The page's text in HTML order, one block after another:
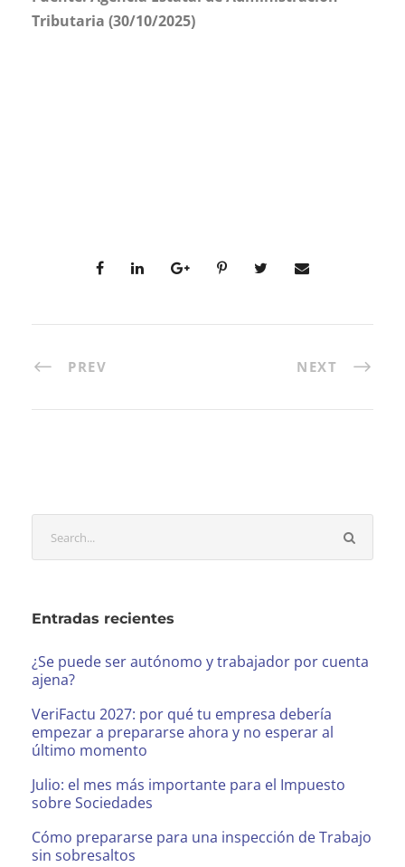
Tributaria (30/10/2025)
PREV NEXT
Entradas recientes
¿Se puede ser autónomo y trabajador por cuenta
ajena?
VeriFactu 2027: por qué tu empresa debería
empezar a prepararse ahora y no esperar al
último momento
Julio: el mes más importante para el Impuesto
sobre Sociedades
Cómo prepararse para una inspección de Trabajo
sin sobresaltos